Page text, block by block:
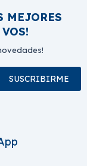
MEJORES
SUSCRIBIRME